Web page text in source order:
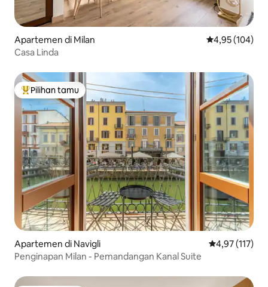
Apartemen di Milan Nilai rata-rata
4,95 (104)
Casa Linda
Pilihan tamu terpopuler
Pilihan tamu
Apartemen di Navigli Nilai rata-rata
4,97 (117)
Penginapan Milan - Pemandangan Kanal Suite